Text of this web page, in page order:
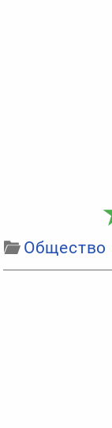
Общество